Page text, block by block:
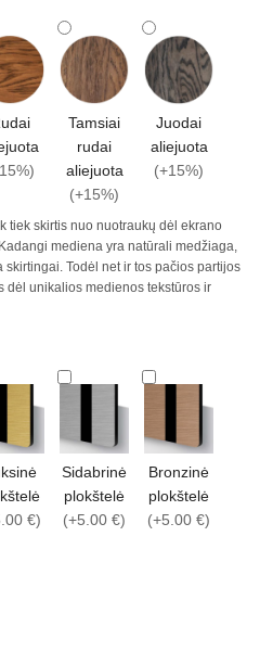
Tamsiai
rudai
aliejuota
(+15%)
Juodai
aliejuota
(+15%)
tiek skirtis nuo nuotraukų dėl ekrano
mediena yra natūrali medžiaga,
Todėl net ir tos pačios partijos
dėl unikalios medienos tekstūros ir
€)
Sidabrinė
plokštelė
(+5.00 €)
Bronzinė
plokštelė
(+5.00 €)